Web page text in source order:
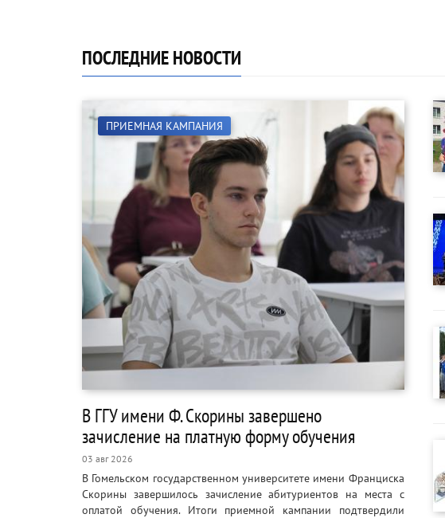
ПОСЛЕДНИЕ НОВОСТИ
ПРИЕМНАЯ КАМПАНИЯ
В ГГУ имени Ф. Скорины завершено
зачисление на платную форму обучения
03 авг 2026
В Гомельском государственном университете имени Франциска
Скорины завершилось зачисление абитуриентов на места с
оплатой обучения. Итоги приемной кампании подтвердили